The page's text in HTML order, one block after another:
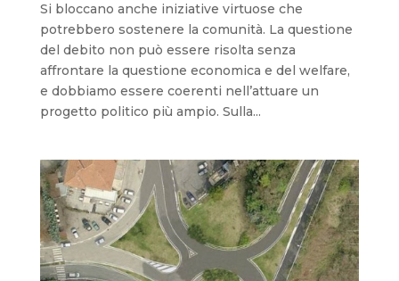
Si bloccano anche iniziative virtuose che
potrebbero sostenere la comunità. La questione
del debito non può essere risolta senza
affrontare la questione economica e del welfare,
e dobbiamo essere coerenti nell’attuare un
progetto politico più ampio. Sulla...